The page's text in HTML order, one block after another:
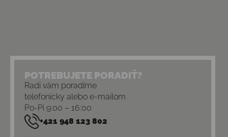
POTREBUJETE PORADIŤ?
Radi vám poradíme
telefonicky alebo e-mailom
Po-Pi 9:00 – 16:00
+421 948 123 802